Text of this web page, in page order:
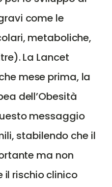
come le
metaboliche,
La Lancet
mese prima, la
dell’Obesità
messaggio
stabilendo che il
ma non
il rischio clinico